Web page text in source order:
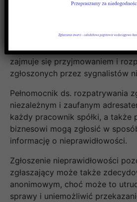
W PWIK sp. z o.o. Tarnowskie
Pełnomocnika ds. rozpatrywania
zajmuje się przyjmowaniem i
zgłoszonych przez sygnalistów
Pełnomocnik ds. rozpatrywania
niezależnym i zaufanym
każdy pracownik spółki, a także
biznesowi mogą zgłosić w
informację o nieprawidłowości.
Zgłoszenie nieprawidłowości
zgłaszający może także
anonimowym, choć może to
sprawy i uniemożliwić